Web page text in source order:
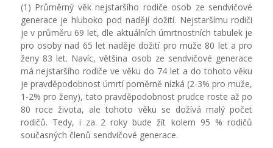
(1) Průměrný věk nejstaršího rodiče osob ze sendvičové
generace je hluboko pod nadějí dožití. Nejstaršímu rodiči
je v průměru 69 let, dle aktuálních úmrtnostních tabulek je
pro osoby nad 65 let naděje dožití pro muže 80 let a pro
ženy 83 let. Navíc, většina osob ze sendvičové generace
má nejstaršího rodiče ve věku do 74 let a do tohoto věku
je pravděpodobnost úmrtí poměrně nízká (2-3% pro muže,
1-2% pro ženy), tato pravděpodobnost prudce roste až po
80 roce života, ale tohoto věku se dožívá malý počet
rodičů. Tedy, i za 2 roky bude žít kolem 95 % rodičů
současných členů sendvičové generace.